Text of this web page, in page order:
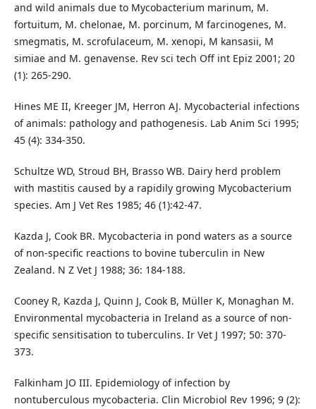
and wild animals due to Mycobacterium marinum, M.
fortuitum, M. chelonae, M. porcinum, M farcinogenes, M.
smegmatis, M. scrofulaceum, M. xenopi, M kansasii, M
simiae and M. genavense. Rev sci tech Off int Epiz 2001; 20
(1): 265-290.
Hines ME II, Kreeger JM, Herron AJ. Mycobacterial infections
of animals: pathology and pathogenesis. Lab Anim Sci 1995;
45 (4): 334-350.
Schultze WD, Stroud BH, Brasso WB. Dairy herd problem
with mastitis caused by a rapidily growing Mycobacterium
species. Am J Vet Res 1985; 46 (1):42-47.
Kazda J, Cook BR. Mycobacteria in pond waters as a source
of non-specific reactions to bovine tuberculin in New
Zealand. N Z Vet J 1988; 36: 184-188.
Cooney R, Kazda J, Quinn J, Cook B, Müller K, Monaghan M.
Environmental mycobacteria in Ireland as a source of non-
specific sensitisation to tuberculins. Ir Vet J 1997; 50: 370-
373.
Falkinham JO III. Epidemiology of infection by
nontuberculous mycobacteria. Clin Microbiol Rev 1996; 9 (2):